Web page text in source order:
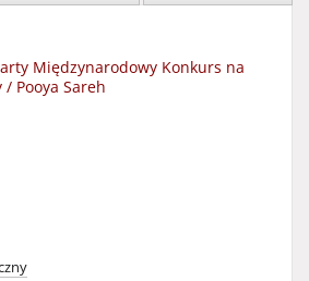
Międzynarodowy Konkurs na
/ Pooya Sareh